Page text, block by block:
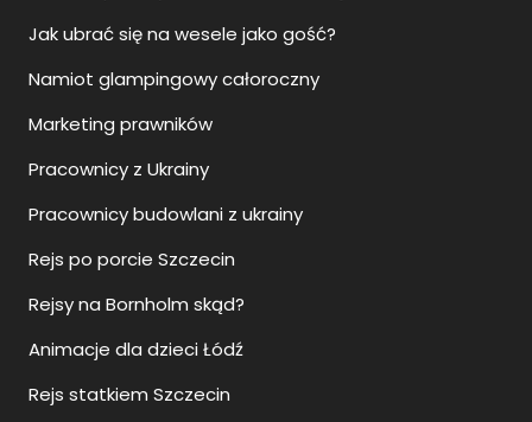
Jak ubrać się na wesele jako gość?
Namiot glampingowy całoroczny
Marketing prawników
Pracownicy z Ukrainy
Pracownicy budowlani z ukrainy
Rejs po porcie Szczecin
Rejsy na Bornholm skąd?
Animacje dla dzieci Łódź
Rejs statkiem Szczecin